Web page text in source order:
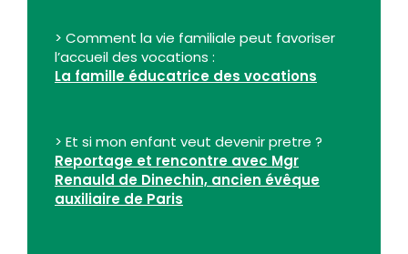
> Comment la vie familiale peut favoriser
l’accueil des vocations :
La famille éducatrice des vocations
> Et si mon enfant veut devenir pretre ?
Reportage et rencontre avec Mgr
Renauld de Dinechin, ancien évêque
auxiliaire de Paris